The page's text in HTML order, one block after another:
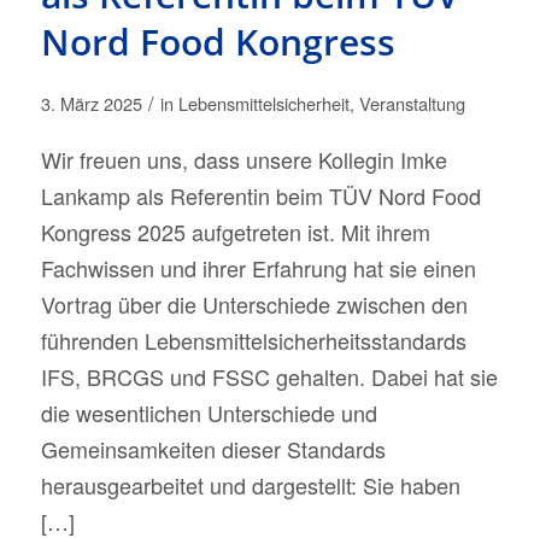
Nord Food Kongress
3. März 2025 / in Lebensmittelsicherheit, Veranstaltung
Wir freuen uns, dass unsere Kollegin Imke
Lankamp als Referentin beim TÜV Nord Food
Kongress 2025 aufgetreten ist. Mit ihrem
Fachwissen und ihrer Erfahrung hat sie einen
Vortrag über die Unterschiede zwischen den
führenden Lebensmittelsicherheitsstandards
IFS, BRCGS und FSSC gehalten. Dabei hat sie
die wesentlichen Unterschiede und
Gemeinsamkeiten dieser Standards
herausgearbeitet und dargestellt: Sie haben
[…]